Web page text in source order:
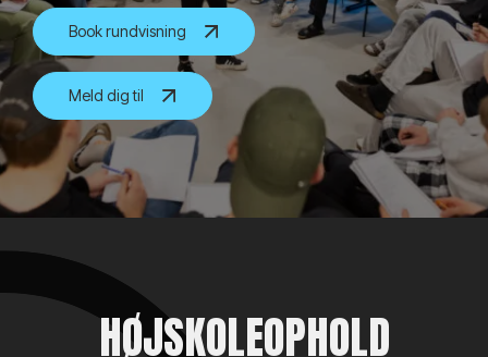
Book rundvisning
Meld dig til
HØJSKOLEOPHOLD